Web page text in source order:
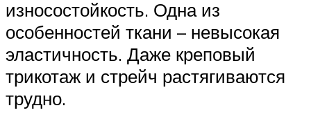
износостойкость. Одна из
особенностей ткани – невысокая
эластичность. Даже креповый
трикотаж и стрейч растягиваются
трудно.